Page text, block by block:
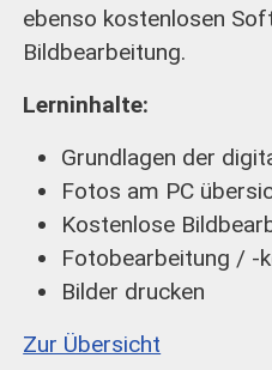
ebenso kostenlosen
Bildbearbeitung.
Lerninhalte:
Grundlagen der
Fotos am PC
Kostenlose
Fotobearbeitung / -
Bilder drucken
Zur Übersicht